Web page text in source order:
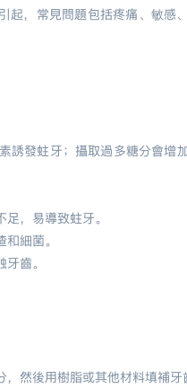
起，常見問題包括疼痛、敏感
誘發蛀牙； 攝取過多糖分會增
，易導致蛀牙。
細菌。
齒。
然後用樹脂或其他材料填補牙